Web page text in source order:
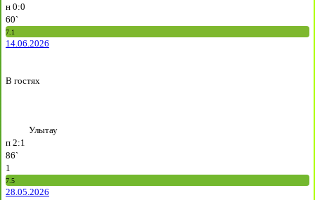
н 0:0
60`
7.1
14.06.2026
В гостях
Улытау
п 2:1
86`
1
7.5
28.05.2026